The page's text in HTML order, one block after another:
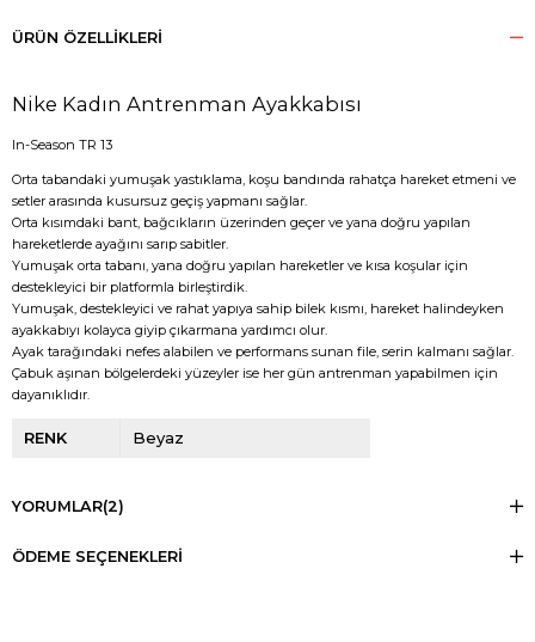
ÜRÜN ÖZELLIKLERI
Nike Kadın Antrenman Ayakkabısı
In-Season TR 13
Orta tabandaki yumuşak yastıklama, koşu bandında rahatça hareket etmeni ve
setler arasında kusursuz geçiş yapmanı sağlar.
Orta kısımdaki bant, bağcıkların üzerinden geçer ve yana doğru yapılan
hareketlerde ayağını sarıp sabitler.
Yumuşak orta tabanı, yana doğru yapılan hareketler ve kısa koşular için
destekleyici bir platformla birleştirdik.
Yumuşak, destekleyici ve rahat yapıya sahip bilek kısmı, hareket halindeyken
ayakkabıyı kolayca giyip çıkarmana yardımcı olur.
Ayak tarağındaki nefes alabilen ve performans sunan file, serin kalmanı sağlar.
Çabuk aşınan bölgelerdeki yüzeyler ise her gün antrenman yapabilmen için
dayanıklıdır.
RENK Beyaz
YORUMLAR(2)
ÖDEME SEÇENEKLERI